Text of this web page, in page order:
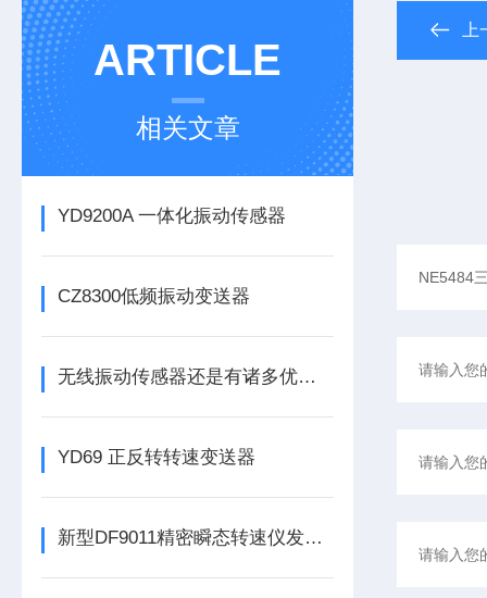
ARTICLE
相关文章
YD9200A 一体化振动传感器
CZ8300低频振动变送器
无线振动传感器还是有诸多优势的
YD69 正反转转速变送器
新型DF9011精密瞬态转速仪发布，为工业转速监测带来革新